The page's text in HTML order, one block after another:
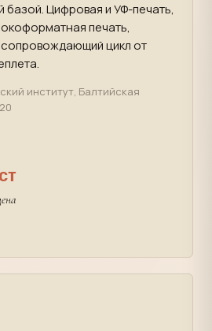
базой. Цифровая и УФ-печать,
печать,
цикл от
институт, Балтийская